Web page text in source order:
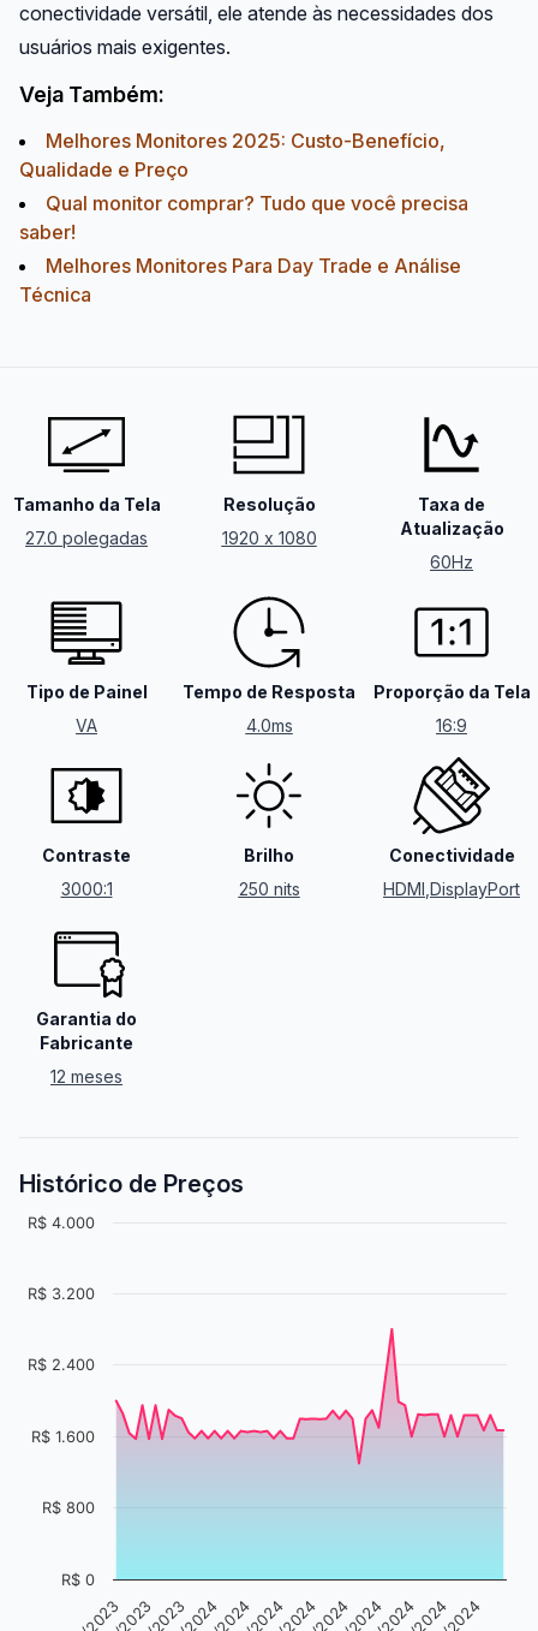
conectividade versátil, ele atende às necessidades dos
usuários mais exigentes.
Veja Também:
Melhores Monitores 2025: Custo-Benefício,
Qualidade e Preço
Qual monitor comprar? Tudo que você precisa
saber!
Melhores Monitores Para Day Trade e Análise
Técnica
Tamanho da Tela
27.0 polegadas
Resolução
1920 x 1080
Taxa de
Atualização
60Hz
Tipo de Painel
VA
Tempo de Resposta
4.0ms
Proporção da Tela
16:9
Contraste
3000:1
Brilho
250 nits
Conectividade
HDMI DisplayPort
Garantia do
Fabricante
12 meses
Histórico de Preços
R$ 0
R$ 800
R$ 1.600
R$ 2.400
R$ 3.200
R$ 4.000